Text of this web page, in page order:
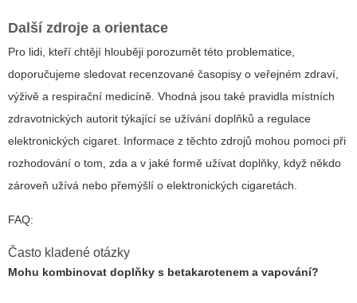
Další zdroje a orientace
Pro lidi, kteří chtějí hlouběji porozumět této problematice,
doporučujeme sledovat recenzované časopisy o veřejném zdraví,
výživě a respirační medicíně. Vhodná jsou také pravidla místních
zdravotnických autorit týkající se užívání doplňků a regulace
elektronických cigaret. Informace z těchto zdrojů mohou pomoci při
rozhodování o tom, zda a v jaké formě užívat doplňky, když někdo
zároveň užívá nebo přemýšlí o elektronických cigaretách.
FAQ:
Často kladené otázky
Mohu kombinovat doplňky s betakarotenem a vapování?